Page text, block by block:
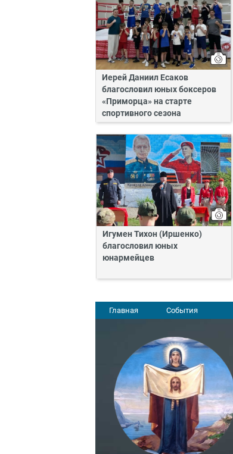
Иерей Даниил Есаков
благословил юных боксеров
«Приморца» на старте
спортивного сезона
Игумен Тихон (Иршенко)
благословил юных
юнармейцев
Главная События